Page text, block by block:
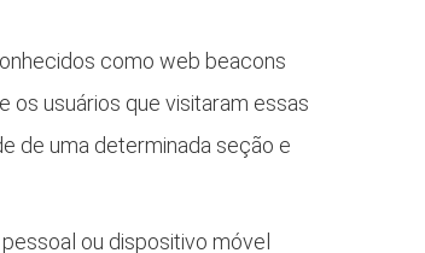
como web beacons
os usuários que visitaram essas
de uma determinada seção e
ou dispositivo móvel